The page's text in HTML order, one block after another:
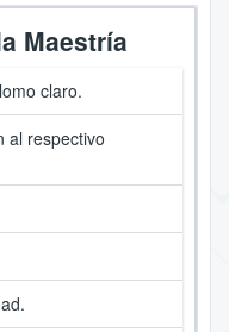
Maestría
claro.
al respectivo